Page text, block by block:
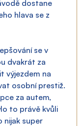
dostane
hlava se z
se v
dvakrát za
výjezdem na
osobní prestiž.
za autem,
to právě kvůli
nijak super